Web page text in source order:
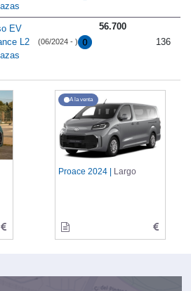
EV
L2
(06/2024 - )
56.700
136
A la venta
Proace 2024 | Largo